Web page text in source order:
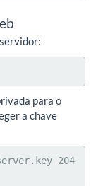
para o
a chave
204